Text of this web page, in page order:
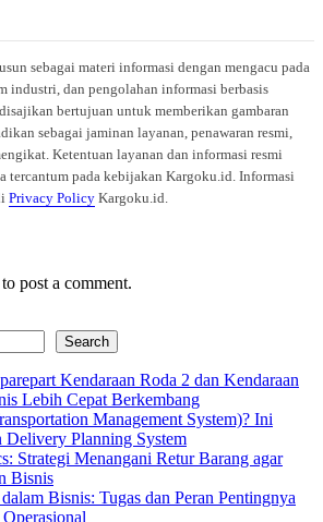
sebagai materi informasi dengan mengacu pada
industri, dan pengolahan informasi berbasis
bertujuan untuk memberikan gambaran
sebagai jaminan layanan, penawaran resmi,
Ketentuan layanan dan informasi resmi
tercantum pada kebijakan Kargoku.id. Informasi
Privacy Policy Kargoku.id.
to post a comment.
Search
Kendaraan Roda 2 dan Kendaraan
Lebih Cepat Berkembang
Management System)? Ini
Delivery Planning System
Strategi Menangani Retur Barang agar
Bisnis
Bisnis: Tugas dan Peran Pentingnya